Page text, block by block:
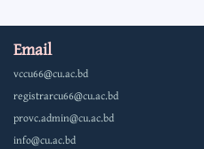
Email
vccu66@cu.ac.bd
registrarcu66@cu.ac.bd
provc.admin@cu.ac.bd
info@cu.ac.bd